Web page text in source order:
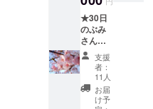
学児は
無料で
す。
フTシャ
ツを着
て一緒
に講演
会を盛
り上げ
てみま
せん
か？高
★30日
のぶみ
さんと
行くア
ンパン
マン
ミュー
ジアム
支援
者：
11人
お届
け予